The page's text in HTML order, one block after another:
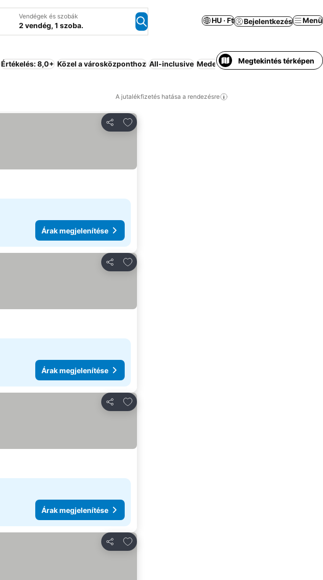
Vendégek és szobák
2 vendég, 1 szoba.
HU · Ft Bejelentkezés Menü
Értékelés: 8,0+ Közel a városközponthoz All-inclusive Medence Reggeli az árban Strand
Megtekintés térképen
A jutalékfizetés hatása a rendezésre
Megosztás
Hozzáadás a kedvencekhez
Árak megjelenítése
Megosztás
Hozzáadás a kedvencekhez
Árak megjelenítése
Megosztás
Hozzáadás a kedvencekhez
Árak megjelenítése
Megosztás
Hozzáadás a kedvencekhez